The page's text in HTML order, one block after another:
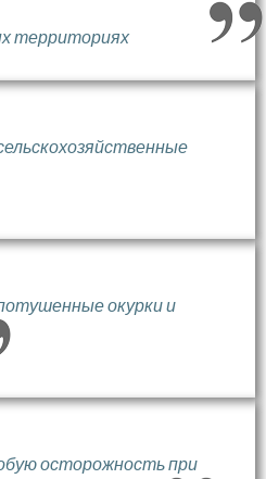
территориях
окурки и
осторожность при